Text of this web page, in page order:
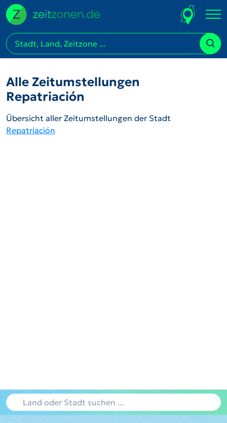
Alle Zeitumstellungen
Repatriación
Übersicht aller Zeitumstellungen der Stadt
Repatriación